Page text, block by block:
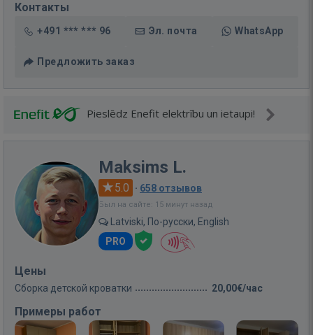
Контакты
+491 *** *** 96 Эл. почта WhatsApp
Предложить заказ
Pieslēdz Enefit elektrību un ietaupi!
Maksims L.
5.0 · 658 отзывов
Был на сайте: 15 минут назад
Latviski, По-русски, English
PRO
Цены
Сборка детской кроватки 20,00€/час
Примеры работ